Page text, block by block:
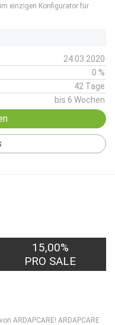
einzigen Konfigurator für
24.03.2020
0 %
42 Tage
bis 6 Wochen
15,00%
PRO SALE
ARDAPCARE! ARDAPCARE